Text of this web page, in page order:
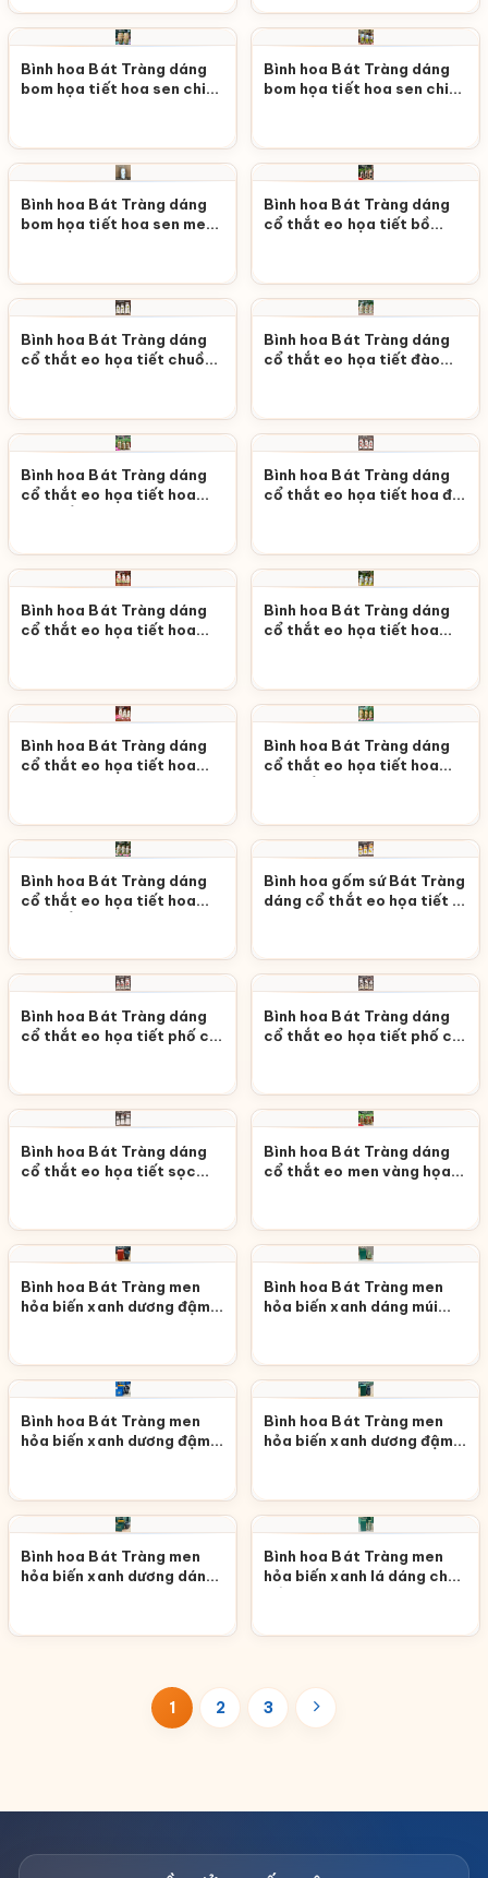
Bình hoa Bát Tràng dáng
bom họa tiết hoa sen chim
Bình hoa Bát Tràng dáng
bom họa tiết hoa sen chim
Bình hoa Bát Tràng dáng
bom họa tiết hoa sen men
Bình hoa Bát Tràng dáng
cổ thắt eo họa tiết bồ
Bình hoa Bát Tràng dáng
cổ thắt eo họa tiết chuồn
Bình hoa Bát Tràng dáng
cổ thắt eo họa tiết đào
Bình hoa Bát Tràng dáng
cổ thắt eo họa tiết hoa
Bình hoa Bát Tràng dáng
cổ thắt eo họa tiết hoa đỏ
Bình hoa Bát Tràng dáng
cổ thắt eo họa tiết hoa
Bình hoa Bát Tràng dáng
cổ thắt eo họa tiết hoa
Bình hoa Bát Tràng dáng
cổ thắt eo họa tiết hoa
Bình hoa Bát Tràng dáng
cổ thắt eo họa tiết hoa
Bình hoa Bát Tràng dáng
cổ thắt eo họa tiết hoa
Bình hoa gốm sứ Bát Tràng
dáng cổ thắt eo họa tiết lá
Bình hoa Bát Tràng dáng
cổ thắt eo họa tiết phố cổ
Bình hoa Bát Tràng dáng
cổ thắt eo họa tiết phố cổ
Bình hoa Bát Tràng dáng
cổ thắt eo họa tiết sọc
Bình hoa Bát Tràng dáng
cổ thắt eo men vàng họa
Bình hoa Bát Tràng men
hỏa biến xanh dương đậm
Bình hoa Bát Tràng men
hỏa biến xanh dáng múi
Bình hoa Bát Tràng men
hỏa biến xanh dương đậm
Bình hoa Bát Tràng men
hỏa biến xanh dương đậm
Bình hoa Bát Tràng men
hỏa biến xanh dương dáng
Bình hoa Bát Tràng men
hỏa biến xanh lá dáng chai
1 2 3